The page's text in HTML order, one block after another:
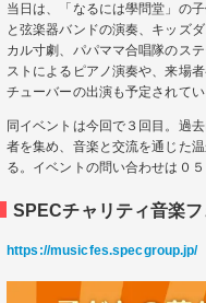
当日は、「なるには學問堂」の
と弦楽器バンドの演奏、キッズ
カル寸劇、パパママ合唱隊のス
ストによるピアノ演奏や、来場
チューバーの出演も予定されてい
同イベントは今回で３回目。過
者を集め、音楽と交流を通じた
る。イベントの問い合わせは０
SPECチャリティ音楽
https://musicfes.specgroup.jp/